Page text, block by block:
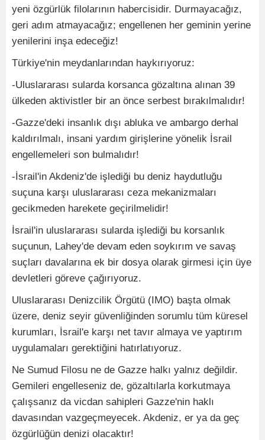
yeni özgürlük filolarının habercisidir. Durmayacağız,
geri adım atmayacağız; engellenen her geminin yerine
yenilerini inşa edeceğiz!
Türkiye'nin meydanlarından haykırıyoruz:
-Uluslararası sularda korsanca gözaltına alınan 39
ülkeden aktivistler bir an önce serbest bırakılmalıdır!
-Gazze'deki insanlık dışı abluka ve ambargo derhal
kaldırılmalı, insani yardım girişlerine yönelik İsrail
engellemeleri son bulmalıdır!
-İsrail'in Akdeniz'de işlediği bu deniz haydutluğu
suçuna karşı uluslararası ceza mekanizmaları
gecikmeden harekete geçirilmelidir!
İsrail'in uluslararası sularda işlediği bu korsanlık
suçunun, Lahey'de devam eden soykırım ve savaş
suçları davalarına ek bir dosya olarak girmesi için üye
devletleri göreve çağırıyoruz.
Uluslararası Denizcilik Örgütü (IMO) başta olmak
üzere, deniz seyir güvenliğinden sorumlu tüm küresel
kurumları, İsrail'e karşı net tavır almaya ve yaptırım
uygulamaları gerektiğini hatırlatıyoruz.
Ne Sumud Filosu ne de Gazze halkı yalnız değildir.
Gemileri engelleseniz de, gözaltılarla korkutmaya
çalışsanız da vicdan sahipleri Gazze'nin haklı
davasından vazgeçmeyecek. Akdeniz, er ya da geç
özgürlüğün denizi olacaktır!